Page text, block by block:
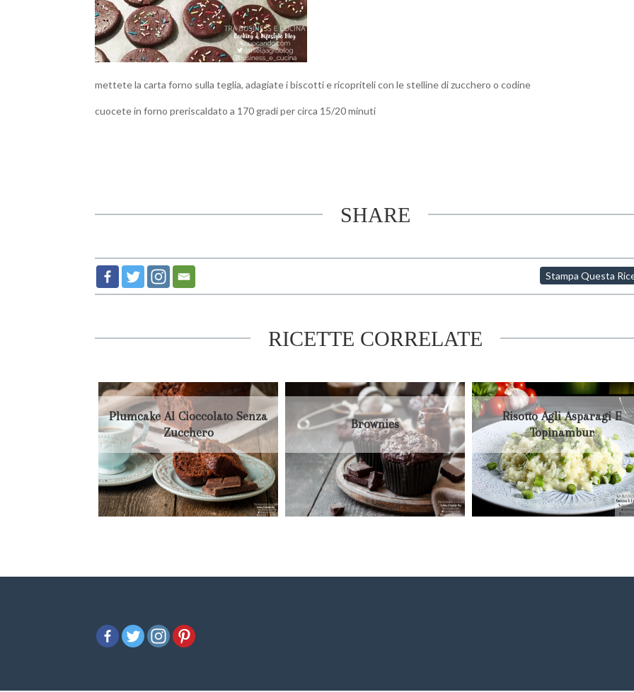
mettete la carta forno sulla teglia, adagiate i biscotti e ricopriteli con le stelline di zucchero o codine
cuocete in forno preriscaldato a 170 gradi per circa 15/20 minuti
SHARE
Stampa Questa
RICETTE CORRELATE
Plumcake Al Cioccolato Senza
Zucchero
Brownies
Risotto Agli Asparagi E
Topinambur